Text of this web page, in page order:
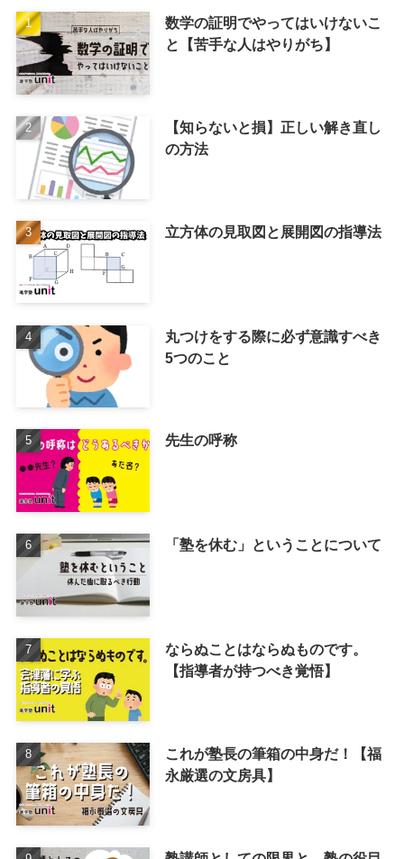
数学の証明でやってはいけないこ
と【苦手な人はやりがち】
【知らないと損】正しい解き直し
の方法
立方体の見取図と展開図の指導法
丸つけをする際に必ず意識すべき
5つのこと
先生の呼称
「塾を休む」ということについて
ならぬことはならぬものです。
【指導者が持つべき覚悟】
これが塾長の筆箱の中身だ！【福
永厳選の文房具】